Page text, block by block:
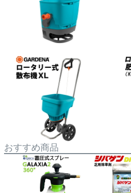
おすすめ商品